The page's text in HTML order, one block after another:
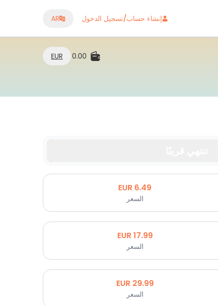
إنشاء حساب/تسجيل الدخول AR
0.00
EUR
6.49
EUR
السعر
17.99
EUR
السعر
29.99
EUR
السعر